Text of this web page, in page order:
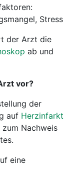
Stress
der Arzt die
ab und
vor?
der
auf Herzinfarkt
Nachweis
eine